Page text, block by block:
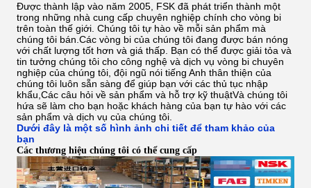
Được thành lập vào năm 2005, FSK đã phát triển thành một
trong những nhà cung cấp chuyên nghiệp chính cho vòng bi
trên toàn thế giới. Chúng tôi tự hào về mỗi sản phẩm mà
chúng tôi bán.Các vòng bi của chúng tôi đang được bán nóng
với chất lượng tốt hơn và giá thấp. Bạn có thể được giải tỏa và
tin tưởng chúng tôi cho công nghệ và dịch vụ vòng bi chuyên
nghiệp của chúng tôi, đội ngũ nói tiếng Anh thân thiện của
chúng tôi luôn sẵn sàng để giúp bạn với các thủ tục nhập
khẩu,Các câu hỏi về sản phẩm và hỗ trợ kỹ thuậtVà chúng tôi
hứa sẽ làm cho bạn hoặc khách hàng của bạn tự hào với các
sản phẩm và dịch vụ của chúng tôi.
Dưới đây là một số hình ảnh chi tiết để tham khảo của
bạn
Các thương hiệu chúng tôi có thể cung cấp